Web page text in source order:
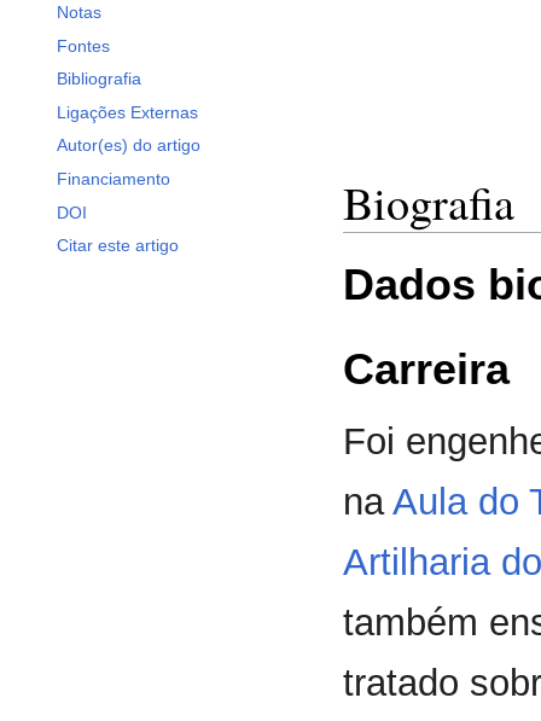
Notas
Fontes
Bibliografia
Ligações Externas
Autor(es) do artigo
Financiamento
DOI
Citar este artigo
Biografia
Dados
Carreira
Foi
naAula do
Artilharia
também
tratado